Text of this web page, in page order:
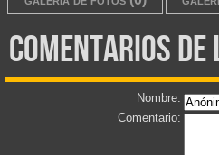
comentarios de
Nombre:
Comentario: